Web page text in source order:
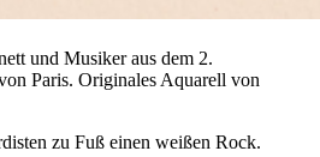
und Musiker aus dem 2.
Paris. Originales Aquarell von
zu Fuß einen weißen Rock.